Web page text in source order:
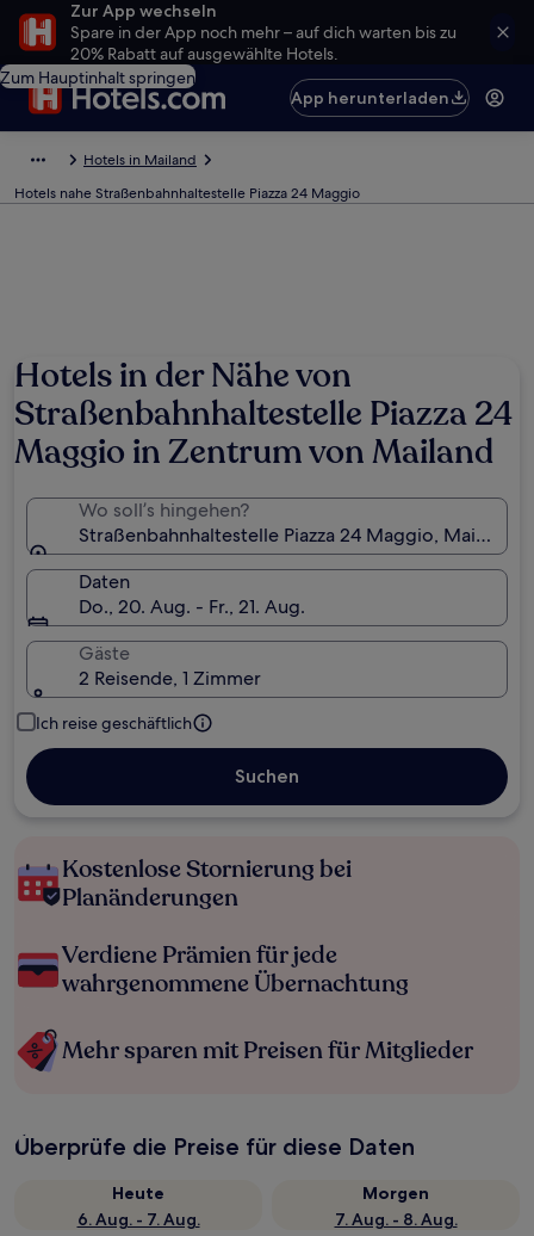
Zur App wechseln
Spare in der App noch mehr – auf dich warten bis zu
20% Rabatt auf ausgewählte Hotels.
Zum Hauptinhalt springen
App herunterladen
Hotels in Mailand
Hotels nahe Straßenbahnhaltestelle Piazza 24 Maggio
Hotels in der Nähe von
Straßenbahnhaltestelle Piazza 24
Maggio in Zentrum von Mailand
Wo soll’s hingehen?
Straßenbahnhaltestelle Piazza 24 Maggio, Mailand,
Daten
Do., 20. Aug. - Fr., 21. Aug.
Gäste
2 Reisende, 1 Zimmer
Ich reise geschäftlich
Suchen
Kostenlose Stornierung bei
Planänderungen
Verdiene Prämien für jede
wahrgenommene Übernachtung
Mehr sparen mit Preisen für Mitglieder
Überprüfe die Preise für diese Daten
Heute
6. Aug. - 7. Aug.
Morgen
7. Aug. - 8. Aug.